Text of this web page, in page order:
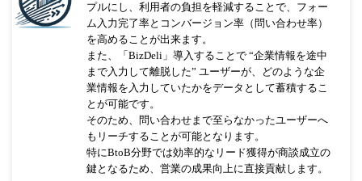
プルにし、利用者の負担を軽減することで、フォー
ム入力完了率とコンバージョン率（問い合わせ率）
を高めることが出来ます。
また、「BizDeli」導入することで “企業情報を途中
まで入力して離脱した” ユーザーが、どのような企
業情報を入力していたかをデータとして蓄積するこ
とが可能です。
そのため、問い合わせまで至らなかったユーザーへ
もリーチすることが可能となります。
特にBtoB分野では効率的なリード獲得が商談成立の
鍵となるため、営業の成果向上に直接貢献します。